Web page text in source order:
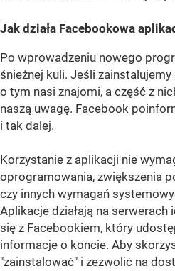
Jak działa Facebookowa
Po wprowadzeniu nowego
śnieżnej kuli. Jeśli
o tym nasi znajomi, a część z
naszą uwagę. Facebook
i tak dalej.
Korzystanie z aplikacji nie
oprogramowania, zwiększenia
czy innych wymagań
Aplikacje działają na
się z Facebookiem, który
informacje o koncie. Aby
"zainstalować" i zezwolić na